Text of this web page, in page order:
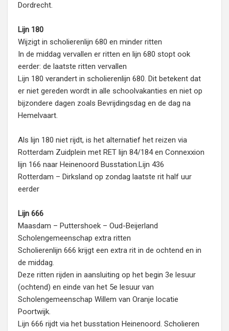
Dordrecht.
Lijn 180
Wijzigt in scholierenlijn 680 en minder ritten
In de middag vervallen er ritten en lijn 680 stopt ook
eerder: de laatste ritten vervallen
Lijn 180 verandert in scholierenlijn 680. Dit betekent dat
er niet gereden wordt in alle schoolvakanties en niet op
bijzondere dagen zoals Bevrijdingsdag en de dag na
Hemelvaart.
Als lijn 180 niet rijdt, is het alternatief het reizen via
Rotterdam Zuidplein met RET lijn 84/184 en Connexxion
lijn 166 naar Heinenoord Busstation.Lijn 436
Rotterdam – Dirksland op zondag laatste rit half uur
eerder
Lijn 666
Maasdam – Puttershoek – Oud-Beijerland
Scholengemeenschap extra ritten
Scholierenlijn 666 krijgt een extra rit in de ochtend en in
de middag.
Deze ritten rijden in aansluiting op het begin 3e lesuur
(ochtend) en einde van het 5e lesuur van
Scholengemeenschap Willem van Oranje locatie
Poortwijk.
Lijn 666 rijdt via het busstation Heinenoord. Scholieren